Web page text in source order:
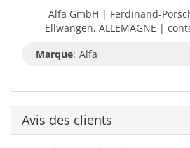
Alfa GmbH | Ferdinand-
Ellwangen, ALLEMAGNE |
Marque: Alfa
Avis des clients